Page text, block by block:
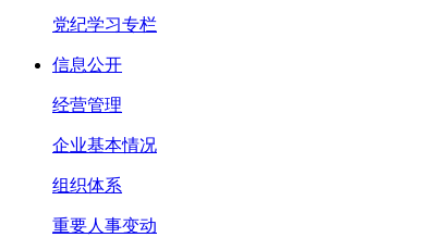
党纪学习专栏
信息公开
经营管理
企业基本情况
组织体系
重要人事变动